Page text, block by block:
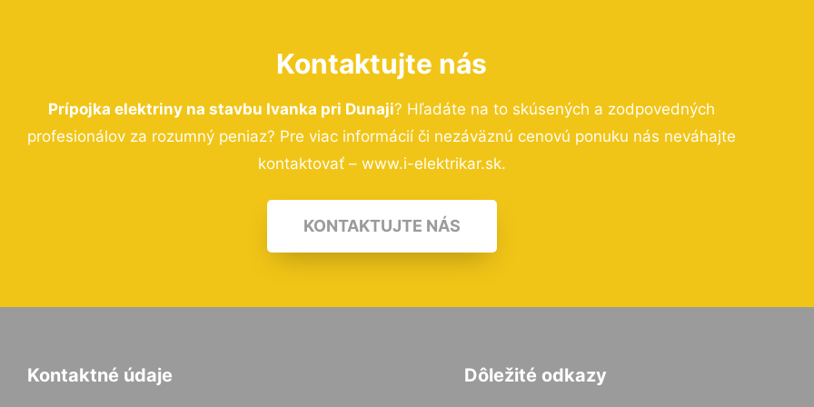
Kontaktujte nás
Prípojka elektriny na stavbu Ivanka pri Dunaji? Hľadáte na to skúsených a zodpovedných
profesionálov za rozumný peniaz? Pre viac informácií či nezáväznú cenovú ponuku nás neváhajte
kontaktovať – www.i-elektrikar.sk.
KONTAKTUJTE NÁS
Kontaktné údaje Dôležité odkazy